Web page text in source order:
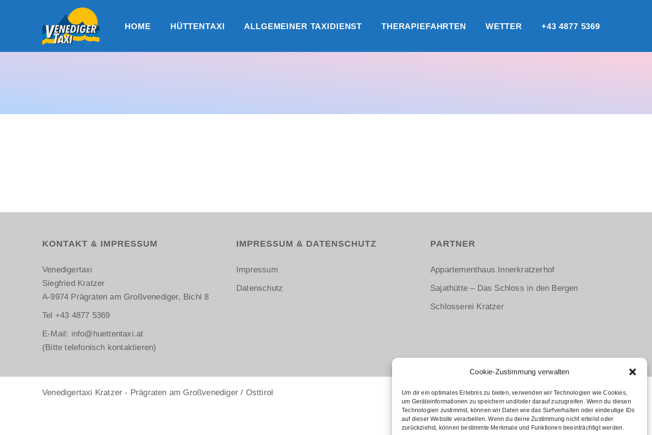
Cookie-Zustimmung verwalten
Um dir ein optimales Erlebnis zu bieten, verwenden wir Technologien wie Cookies,
um Geräteinformationen zu speichern und/oder darauf zuzugreifen. Wenn du diesen
Technologien zustimmst, können wir Daten wie das Surfverhalten oder eindeutige IDs
auf dieser Website verarbeiten. Wenn du deine Zustimmung nicht erteilst oder
zurückziehst, können bestimmte Merkmale und Funktionen beeinträchtigt werden.
HOME HÜTTENTAXI ALLGEMEINER TAXIDIENST THERAPIEFAHRTEN WETTER +43 4877 5369
KONTAKT & IMPRESSUM
Venedigertaxi
Siegfried Kratzer
A-9974 Prägraten am Großvenediger, Bichl 8
Tel +43 4877 5369
E-Mail: info@huettentaxi.at
(Bitte telefonisch kontaktieren)
IMPRESSUM & DATENSCHUTZ
Impressum
Datenschutz
PARTNER
Appartementhaus Innerkratzerhof
Sajathütte – Das Schloss in den Bergen
Schlosserei Kratzer
Venedigertaxi Kratzer - Prägraten am Großvenediger / Osttirol